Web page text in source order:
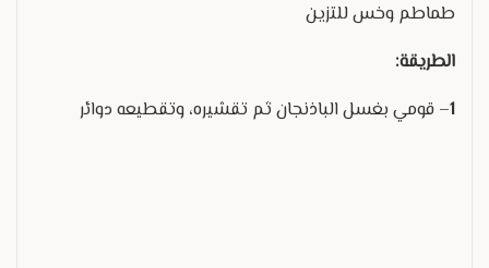
طماطم وخس للتزين
الطريقة:
1– قومي بغسل الباذنجان ثم تقشيره، وتقطيعه دوائر